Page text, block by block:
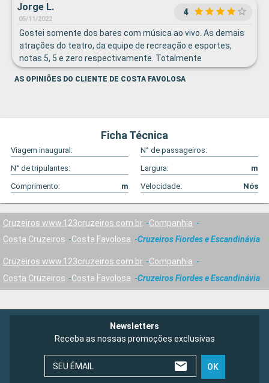
Jorge L.
05/11/2022
4
Gostei somente dos bares com música ao vivo. As demais
atrações do teatro, da equipe de recreação e esportes,
notas 5, 5 e zero respectivamente. Totalmente
insastifatoria e inexistente (atividades esportivas),
somente a academia, mesmo assim sem qualquer
AS OPINIÕES DO CLIENTE DE COSTA FAVOLOSA
Ficha Técnica
Viagem inaugural:
N° de passageiros:
N° de tripulantes:
Largura:
m
Comprimento:
m Velocidade: Nós
Cruzeiros www.123cruzeiros.com.br
Companhia
Costa Cruzeiros
Costa Favolosa Cruzeiros Fiordes e Escandinávia
Cruzeiros www.123cruzeiros.com.br
Companhia
Costa Cruzeiros
Costa Favolosa Cruzeiros Fiordes e Escandinávia
Newsletters
Receba as nossas promoções exclusivas
SEU ÉMAIL OK